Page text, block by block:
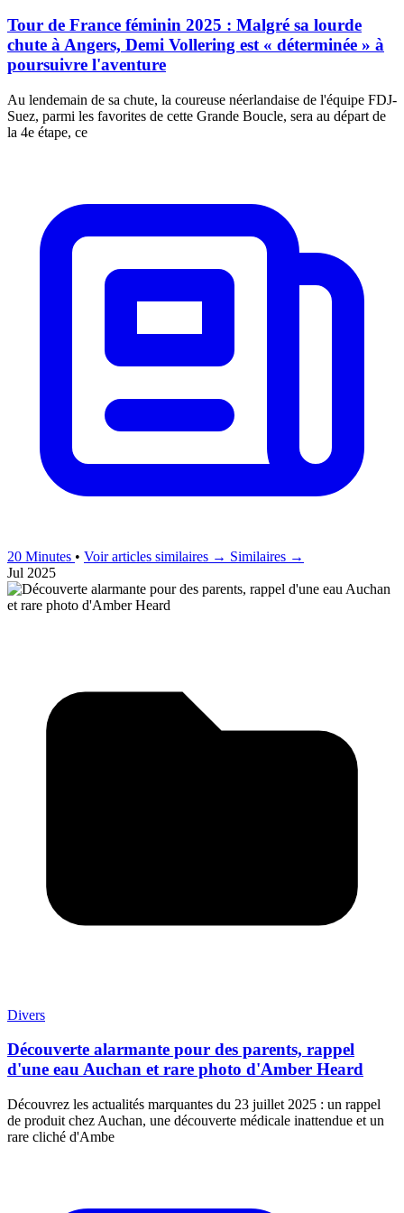
Tour de France féminin 2025 : Malgré sa lourde
chute à Angers, Demi Vollering est « déterminée » à
poursuivre l'aventure
Au lendemain de sa chute, la coureuse néerlandaise de l'équipe FDJ-
Suez, parmi les favorites de cette Grande Boucle, sera au départ de
la 4e étape, ce
20 Minutes • Voir articles similaires → Similaires →
Jul 2025
Divers
Découverte alarmante pour des parents, rappel
d'une eau Auchan et rare photo d'Amber Heard
Découvrez les actualités marquantes du 23 juillet 2025 : un rappel
de produit chez Auchan, une découverte médicale inattendue et un
rare cliché d'Ambe